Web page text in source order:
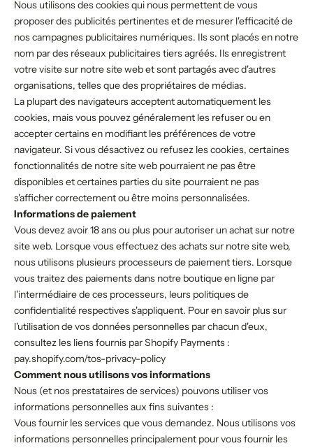
Nous utilisons des cookies qui nous permettent de vous
proposer des publicités pertinentes et de mesurer l'efficacité de
nos campagnes publicitaires numériques. Ils sont placés en notre
nom par des réseaux publicitaires tiers agréés. Ils enregistrent
votre visite sur notre site web et sont partagés avec d'autres
organisations, telles que des propriétaires de médias.
La plupart des navigateurs acceptent automatiquement les
cookies, mais vous pouvez généralement les refuser ou en
accepter certains en modifiant les préférences de votre
navigateur. Si vous désactivez ou refusez les cookies, certaines
fonctionnalités de notre site web pourraient ne pas être
disponibles et certaines parties du site pourraient ne pas
s'afficher correctement ou être moins personnalisées.
Informations de paiement
Vous devez avoir 18 ans ou plus pour autoriser un achat sur notre
site web. Lorsque vous effectuez des achats sur notre site web,
nous utilisons plusieurs processeurs de paiement tiers. Lorsque
vous traitez des paiements dans notre boutique en ligne par
l'intermédiaire de ces processeurs, leurs politiques de
confidentialité respectives s'appliquent. Pour en savoir plus sur
l'utilisation de vos données personnelles par chacun d'eux,
consultez les liens fournis par Shopify Payments :
pay.shopify.com/tos-privacy-policy
Comment nous utilisons vos informations
Nous (et nos prestataires de services) pouvons utiliser vos
informations personnelles aux fins suivantes :
Vous fournir les services que vous demandez. Nous utilisons vos
informations personnelles principalement pour vous fournir les